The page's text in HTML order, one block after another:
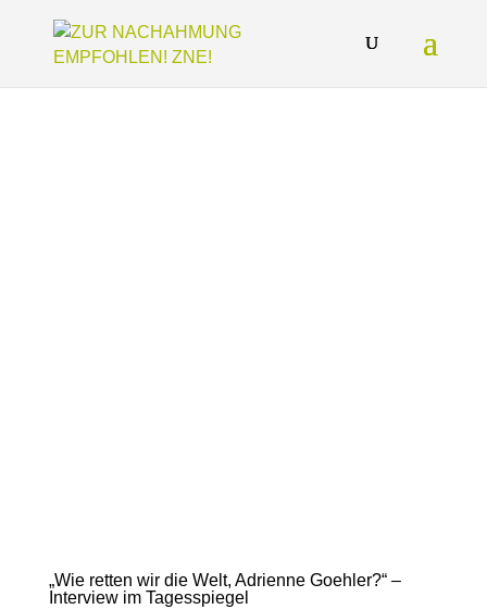
„Wie retten wir die Welt, Adrienne Goehler?“ –
Interview im Tagesspiegel